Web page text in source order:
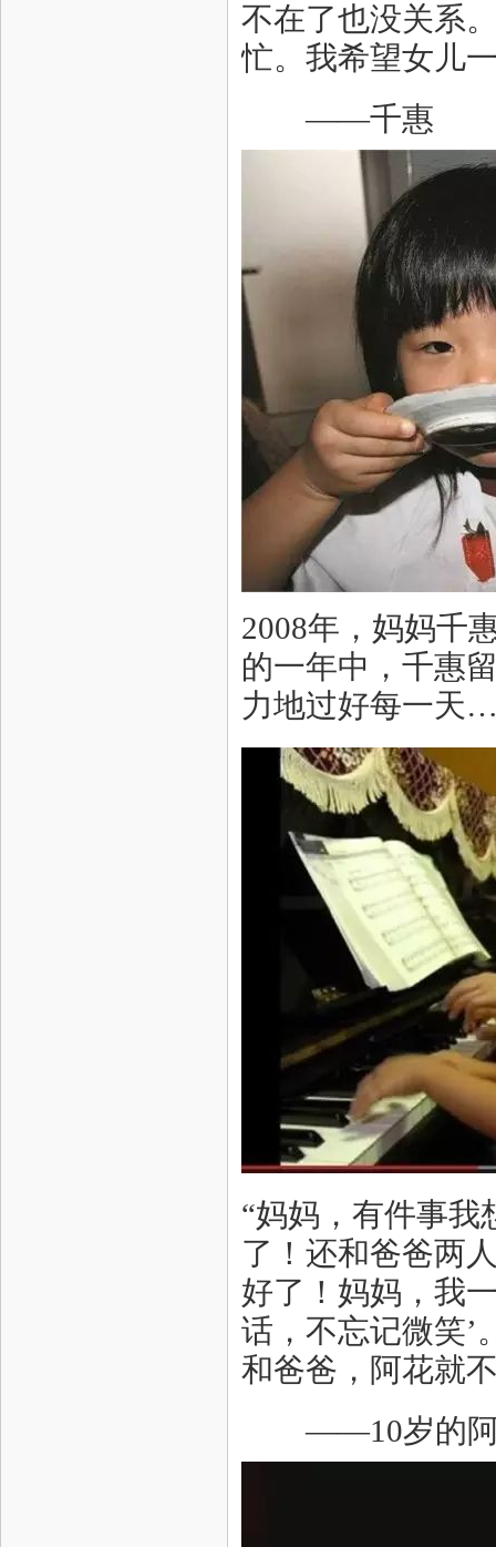
不在了也没关系
忙。我希望女儿
——千惠
2008年，妈妈千
的一年中，千惠
力地过好每一天
“妈妈，有件事
了！还和爸爸两
好了！妈妈，我
话，不忘记微笑’
和爸爸，阿花就
——10岁的阿